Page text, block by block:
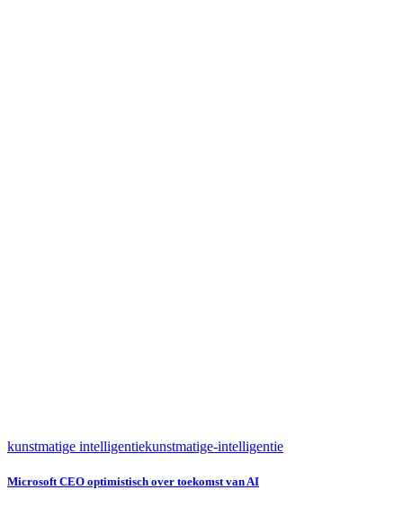
kunstmatige intelligentiekunstmatige-intelligentie
Microsoft CEO optimistisch over toekomst van AI